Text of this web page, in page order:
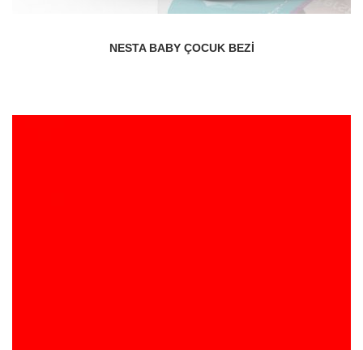
NESTA BABY ÇOCUK BEZI